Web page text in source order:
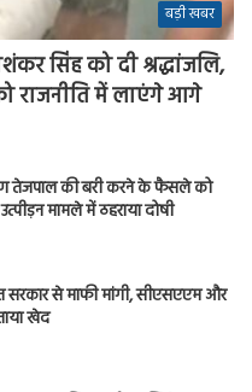
बड़ी खबर
सिंह को दी श्रद्धांजलि,
राजनीति में लाएंगे आगे
तेजपाल की बरी करने के फैसले को
मामले में ठहराया दोषी
सरकार से माफी मांगी, सीएसएएम और
खेद